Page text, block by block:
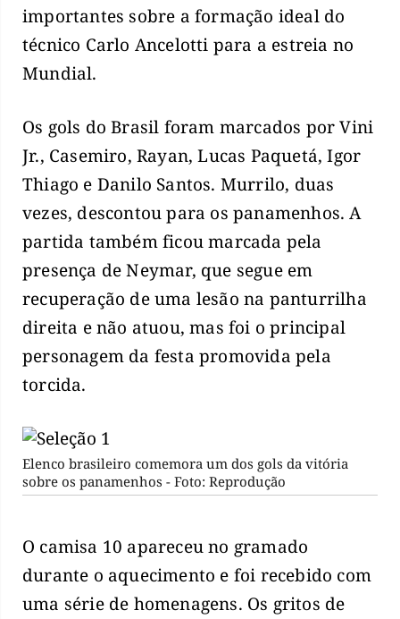
importantes sobre a formação ideal do
técnico Carlo Ancelotti para a estreia no
Mundial.
Os gols do Brasil foram marcados por Vini
Jr., Casemiro, Rayan, Lucas Paquetá, Igor
Thiago e Danilo Santos. Murrilo, duas
vezes, descontou para os panamenhos. A
partida também ficou marcada pela
presença de Neymar, que segue em
recuperação de uma lesão na panturrilha
direita e não atuou, mas foi o principal
personagem da festa promovida pela
torcida.
Elenco brasileiro comemora um dos gols da vitória
sobre os panamenhos - Foto: Reprodução
O camisa 10 apareceu no gramado
durante o aquecimento e foi recebido com
uma série de homenagens. Os gritos de